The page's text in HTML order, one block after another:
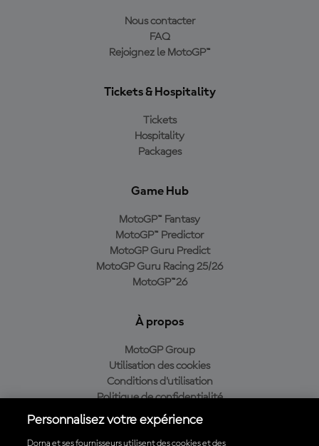
Nous contacter
FAQ
Rejoignez le MotoGP™
Tickets & Hospitality
Tickets
Hospitality
Packages
Game Hub
MotoGP™ Fantasy
MotoGP™ Predictor
MotoGP Guru Predict
MotoGP Guru Racing 25/26
MotoGP™26
À propos
MotoGP Group
Utilisation des cookies
Conditions d'utilisation
Politique de confidentialité
Politique d’achat
Personnalisez votre expérience
Dorna et ses fournisseurs utilisent des cookies et des